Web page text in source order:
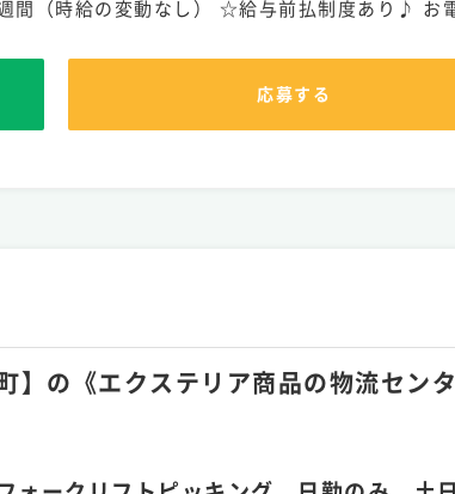
間（時給の変動なし） ☆給与前払制度あり♪ お
応募する
の《エクステリア商品の物流センタ